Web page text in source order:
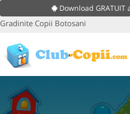
Download GRATUIT
Gradinite Copii Botosani